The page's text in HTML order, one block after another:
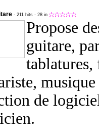
- 211 hits - 28 in
Propose
guitare,
de